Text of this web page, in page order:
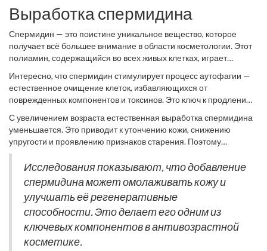
Выработка спермидина
Спермидин — это поистине уникальное вещество, которое
получает всё большее внимание в области косметологии. Этот
полиамин, содержащийся во всех живых клетках, играет
поддержании её молодости. Он помогает защищать клетки от
окислительного стресса, что особенно важно для кожи лица,
подверженной ежедневному воздействию окружающей среды.
Интересно, что спермидин стимулирует процесс аутофагии —
естественное очищение клеток, избавляющихся от
поврежденных компонентов и токсинов. Это ключ к продлению
кожа активно использует свои ресурсы для выработки
спермидина, что усиленно способствует процессу
самообновления. В научных исследованиях обнаружено, что
функциональность.
С увеличением возраста естественная выработка спермидина
уменьшается. Это приводит к утончению кожи, снижению
упругости и проявлению признаков старения. Поэтому
использование средств, способствующих синтезу спермидина
или содержащих его, может быть чрезвычайно полезным.
Многие современные сыворотки и кремы включают в свой
состав компоненты, способствующие продукции этого важного
полиамина.
Исследования показывают, что добавление
спермидина может омолаживать кожу и
улучшать её регенеративные
способности. Это делает его одним из
ключевых компонентов в антивозрастной
косметике.